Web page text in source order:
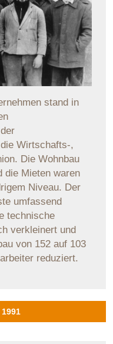
stand in
Wirtschafts-,
Die Wohnbau
die Mieten waren
Niveau. Der
umfassend
technische
verkleinert und
von 152 auf 103
reduziert.